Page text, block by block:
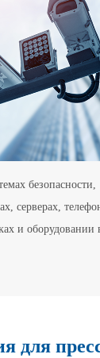
безопасности,
серверах,
и оборудовании
для